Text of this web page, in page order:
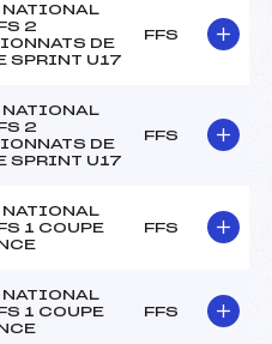
NATIONAL
2
DE
SPRINT U17
FFS
NATIONAL
2
DE
SPRINT U17
FFS
NATIONAL
1 COUPE
FFS
NATIONAL
1 COUPE
FFS